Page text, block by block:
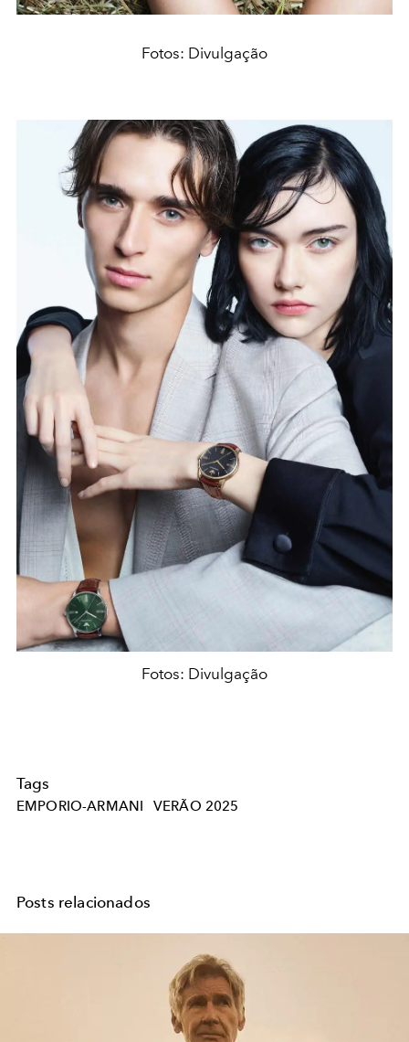
Fotos: Divulgação
Fotos: Divulgação
Tags
EMPORIO-ARMANI VERÃO 2025
Posts relacionados